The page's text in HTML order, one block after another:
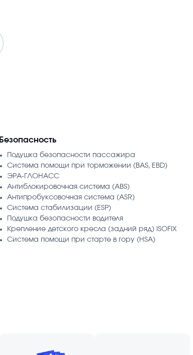
Безопасность
Подушка безопасности пассажира
Система помощи при торможении (BAS, EBD)
ЭРА-ГЛОНАСС
Антиблокировочная система (ABS)
Антипробуксовочная система (ASR)
Система стабилизации (ESP)
Подушка безопасности водителя
Крепление детского кресла (задний ряд) ISOFIX
Система помощи при старте в гору (HSA)